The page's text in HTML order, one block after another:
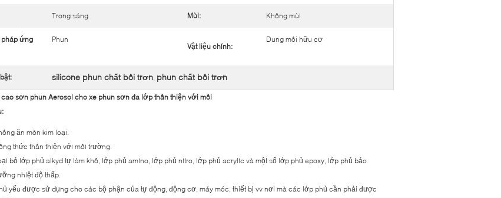
Trong sáng Mùi: Không mùi
ứng
Phun
Vật liệu chính:
Dung môi hữu cơ
silicone phun chất bôi trơn, phun chất bôi trơn
cao sơn phun Aerosol cho xe phun sơn đa lớp thân thiện với môi
ăn mòn kim loại.
thức thân thiện với môi trường.
bỏ lớp phủ alkyd tự làm khô, lớp phủ amino, lớp phủ nitro, lớp phủ acrylic và một số lớp phủ epoxy, lớp phủ bảo
nhiệt độ thấp.
yếu được sử dụng cho các bộ phận của tự động, động cơ, máy móc, thiết bị vv nơi mà các lớp phủ cần phải được